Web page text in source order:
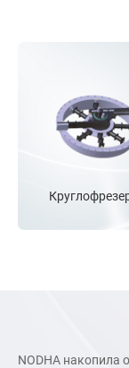
Размер
станка
метра, мы
станок,
условия работы
конструкцию мы
NODHA накопила